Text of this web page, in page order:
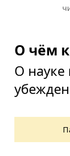
О чём
О науке